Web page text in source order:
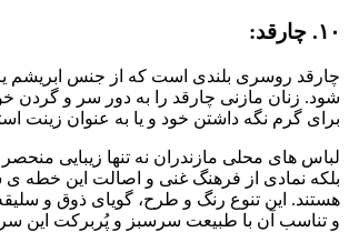
۱۰. چارقد:
چارقد روسری بلندی است که از جنس ابریشم
شود. زنان مازنی چارقد را به دور سر و گردن
برای گرم نگه داشتن خود و یا به عنوان زینت
لباس های محلی مازندران نه تنها زیبایی منحصر
بلکه نمادی از فرهنگ غنی و اصالت این خطه ی
هستند. این تنوع رنگ و طرح، گویای ذوق و
و تناسب آن با طبیعت سرسبز و پُربرکت این